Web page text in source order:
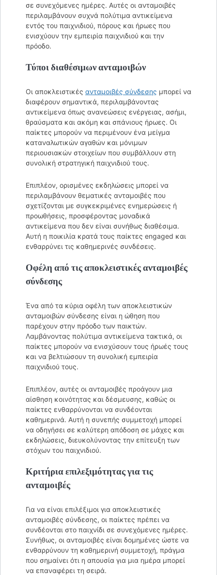
σε συνεχόμενες ημέρες. Αυτές οι ανταμοιβές
περιλαμβάνουν συχνά πολύτιμα αντικείμενα
εντός του παιχνιδιού, πόρους και ήρωες που
ενισχύουν την εμπειρία παιχνιδιού και την
πρόοδο.
Τύποι διαθέσιμων ανταμοιβών
Οι αποκλειστικές ανταμοιβές σύνδεσης μπορεί να
διαφέρουν σημαντικά, περιλαμβάνοντας
αντικείμενα όπως ανανεώσεις ενέργειας, ασήμι,
θραύσματα και ακόμη και σπάνιους ήρωες. Οι
παίκτες μπορούν να περιμένουν ένα μείγμα
καταναλωτικών αγαθών και μόνιμων
περιουσιακών στοιχείων που συμβάλλουν στη
συνολική στρατηγική παιχνιδιού τους.
Επιπλέον, ορισμένες εκδηλώσεις μπορεί να
περιλαμβάνουν θεματικές ανταμοιβές που
σχετίζονται με συγκεκριμένες ενημερώσεις ή
προωθήσεις, προσφέροντας μοναδικά
αντικείμενα που δεν είναι συνήθως διαθέσιμα.
Αυτή η ποικιλία κρατά τους παίκτες engaged και
ενθαρρύνει τις καθημερινές συνδέσεις.
Οφέλη από τις αποκλειστικές ανταμοιβές
σύνδεσης
Ένα από τα κύρια οφέλη των αποκλειστικών
ανταμοιβών σύνδεσης είναι η ώθηση που
παρέχουν στην πρόοδο των παικτών.
Λαμβάνοντας πολύτιμα αντικείμενα τακτικά, οι
παίκτες μπορούν να ενισχύσουν τους ήρωές τους
και να βελτιώσουν τη συνολική εμπειρία
παιχνιδιού τους.
Επιπλέον, αυτές οι ανταμοιβές προάγουν μια
αίσθηση κοινότητας και δέσμευσης, καθώς οι
παίκτες ενθαρρύνονται να συνδέονται
καθημερινά. Αυτή η συνεπής συμμετοχή μπορεί
να οδηγήσει σε καλύτερη απόδοση σε μάχες και
εκδηλώσεις, διευκολύνοντας την επίτευξη των
στόχων του παιχνιδιού.
Κριτήρια επιλεξιμότητας για τις
ανταμοιβές
Για να είναι επιλέξιμοι για αποκλειστικές
ανταμοιβές σύνδεσης, οι παίκτες πρέπει να
συνδέονται στο παιχνίδι σε συνεχόμενες ημέρες.
Συνήθως, οι ανταμοιβές είναι δομημένες ώστε να
ενθαρρύνουν τη καθημερινή συμμετοχή, πράγμα
που σημαίνει ότι η απουσία για μια ημέρα μπορεί
να επαναφέρει τη σειρά.